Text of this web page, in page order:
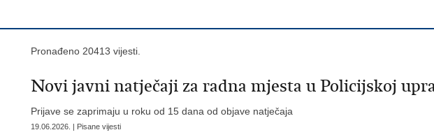
Pronađeno 20413 vijesti.
Novi javni natječaji za radna mjesta u Policijskoj
Prijave se zaprimaju u roku od 15 dana od objave natječaja
19.06.2026. | Pisane vijesti